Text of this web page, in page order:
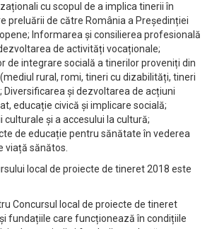
cu scopul de a implica tinerii în
preluării de către România a Președinției
Informarea și consilierea profesională
de activități vocaționale;
de integrare socială a tinerilor proveniți din
rural, romi, tineri cu dizabilități, tineri
Diversificarea și dezvoltarea de acțiuni
educație civică și implicare socială;
și a accesului la cultură;
de educație pentru sănătate în vederea
viață sănătos.
local de proiecte de tineret 2018 este
Concursul local de proiecte de tineret
fundațiile care funcționează în condițiile